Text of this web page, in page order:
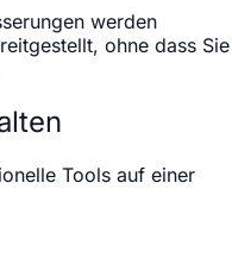
werden
ohne dass Sie
Tools auf einer